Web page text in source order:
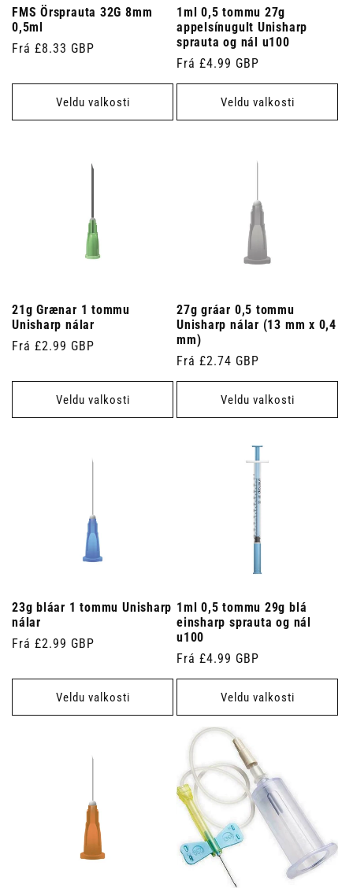
FMS Örsprauta 32G 8mm
0,5ml
Venjulegt
Frá £8.33 GBP
Veldu valkosti
1ml 0,5 tommu 27g
appelsínugult Unisharp
sprauta og nál u100
Venjulegt
verð
Frá £4.99 GBP
Veldu valkosti
21g Grænar 1 tommu
Unisharp nálar
Venjulegt
Frá £2.99 GBP
Veldu valkosti
27g gráar 0,5 tommu
Unisharp nálar (13 mm x 0,4
mm)
Venjulegt
verð
Frá £2.74 GBP
Veldu valkosti
23g bláar 1 tommu Unisharp
nálar
Venjulegt
Frá £2.99 GBP
Veldu valkosti
1ml 0,5 tommu 29g blá
einsharp sprauta og nál
u100
Venjulegt
verð
Frá £4.99 GBP
Veldu valkosti